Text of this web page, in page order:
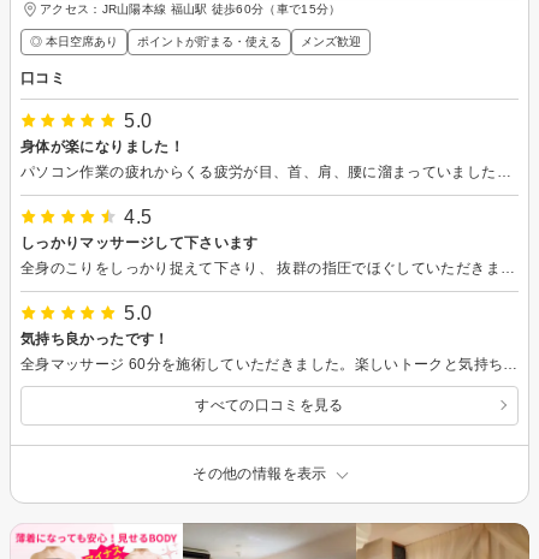
アクセス：JR山陽本線 福山駅 徒歩60分（車で15分）
◎ 本日空席あり ポイントが貯まる・使える メンズ歓迎
口コミ
5.0
身体が楽になりました！
4.5
しっかりマッサージして下さいます
5.0
気持ち良かったです！
すべての口コミを見る
その他の情報を表示